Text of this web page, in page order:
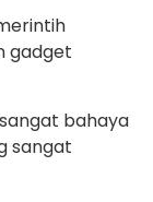
gadget
bahaya
sangat